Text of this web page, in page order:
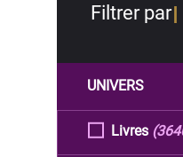
Filtrer par
UNIVERS
Livres